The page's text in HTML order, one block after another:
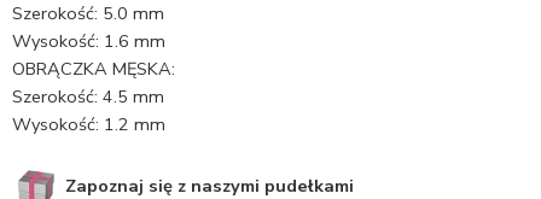
Szerokość: 5.0 mm
Wysokość: 1.6 mm
OBRĄCZKA MĘSKA:
Szerokość: 4.5 mm
Wysokość: 1.2 mm
Zapoznaj się z naszymi pudełkami